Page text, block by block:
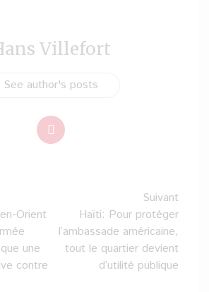
Villefort
See author's posts
Orient
une
contre
Suivant
Haïti: Pour protéger
l’ambassade américaine,
tout le quartier devient
d’utilité publique